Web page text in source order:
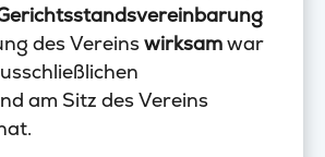
des Vereinswirksamwar
am Sitz des Vereins